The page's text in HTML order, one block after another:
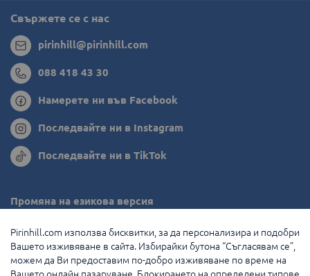
Свържете се с нас
pirinhill@pirinhill.com
088 418 43 30
Намерете ни във Facebook
Последвайте ни в Instagram
Последвайте ни в TikTok
Промяна на езикова версия
Румъния
Гърция
Pirinhill.com използва бисквитки, за да персонализира и подобри
Вашето изживяване в сайта. Избирайки бутона “Съгласявам се”,
можем да Ви предоставим по-добро изживяване по време на